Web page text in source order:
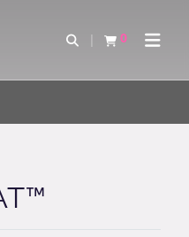
Open Search
0
查看购物车Open